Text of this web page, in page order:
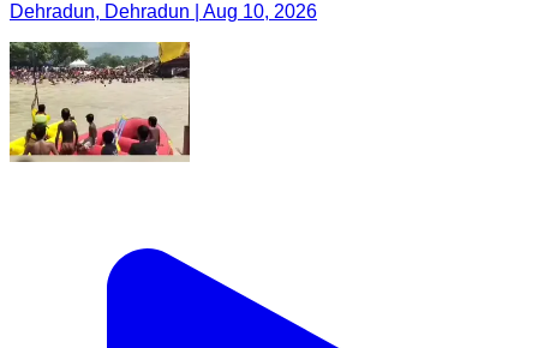
Dehradun, Dehradun | Aug 10, 2026